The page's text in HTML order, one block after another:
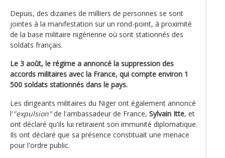
Depuis, des dizaines de milliers de personnes se sont
jointes à la manifestation sur un rond-point, à proximité
de la base militaire nigérienne où sont stationnés des
soldats français.
Le 3 août, le régime a annoncé la suppression des
accords militaires avec la France, qui compte environ 1
500 soldats stationnés dans le pays.
Les dirigeants militaires du Niger ont également annoncé
l' "expulsion"de l'ambassadeur de France, Sylvain Itte, et
ont déclaré qu'ils lui retiraient son immunité diplomatique.
Ils ont déclaré que sa présence constituait une menace
pour l'ordre public.